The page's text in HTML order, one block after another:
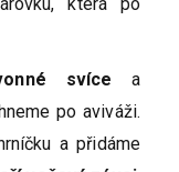
svíce a
po aviváži.
a přidáme